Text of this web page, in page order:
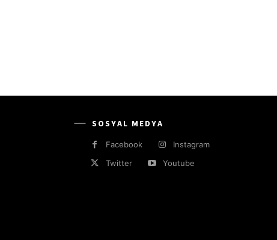
SOSYAL MEDYA
Facebook
Instagram
Twitter
Youtube